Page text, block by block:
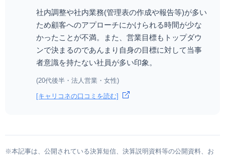
社内調整や社内業務(管理表の作成や報告等)が多い
ため顧客へのアプローチにかけられる時間が少な
かったことが不満。また、営業目標もトップダウ
ンで決まるのであんまり自身の目標に対して当事
者意識を持たない社員が多い印象。
(20代後半・法人営業・女性)
[キャリコネの口コミを読む]
※本記事は、公開されている決算短信、決算説明資料等の公開資料、お